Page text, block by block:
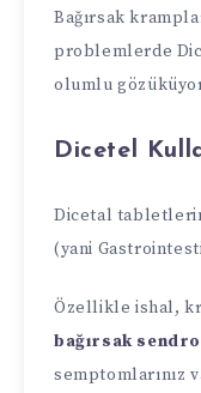
Bağırsak
problemlerde
olumlu
Dicetel
Dicetal
(yani
Özellikle ishal,
bağırsak
semptomlarınız